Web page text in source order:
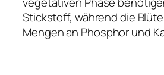
Stickstoff, während die
Mengen an Phosphor und